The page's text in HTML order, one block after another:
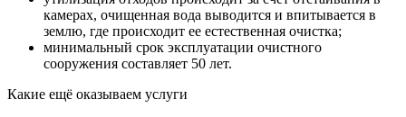
камерах, очищенная вода выводится и впитывается в
землю, где происходит ее естественная очистка;
минимальный срок эксплуатации очистного
сооружения составляет 50 лет.
Какие ещё оказываем услуги